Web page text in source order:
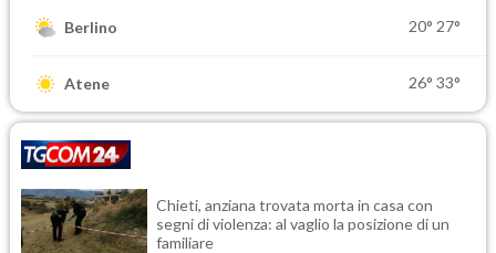
Berlino 20° 27°
Atene 26° 33°
Chieti, anziana trovata morta in casa con
segni di violenza: al vaglio la posizione di un
familiare